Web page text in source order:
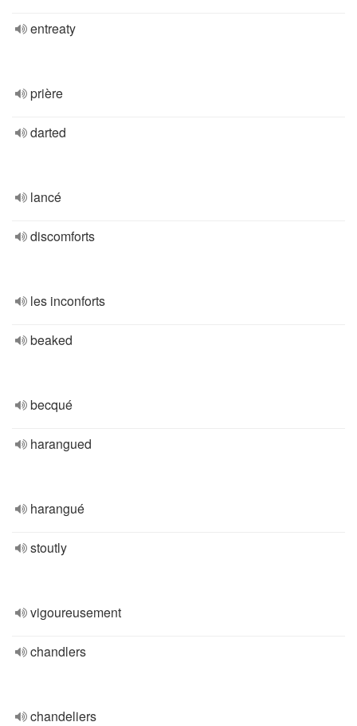
entreaty
prière
darted
lancé
discomforts
les inconforts
beaked
becqué
harangued
harangué
stoutly
vigoureusement
chandlers
chandeliers